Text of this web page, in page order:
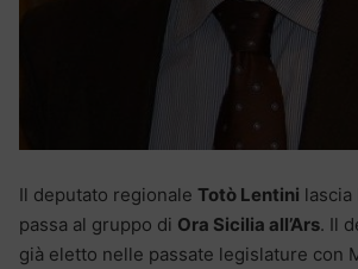
Il deputato regionale Totò Lentini lascia
passa al gruppo di Ora Sicilia all’Ars. Il
già eletto nelle passate legislature con